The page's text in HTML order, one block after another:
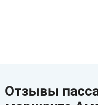
Отзывы